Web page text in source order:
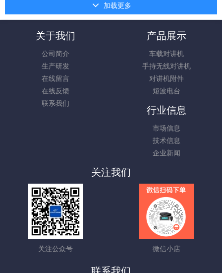
加载更多
关于我们
公司简介
生产研发
在线留言
在线反馈
联系我们
产品展示
车载对讲机
手持无线对讲机
对讲机附件
短波电台
行业信息
市场信息
技术信息
企业新闻
关注我们
关注公众号 微信小店